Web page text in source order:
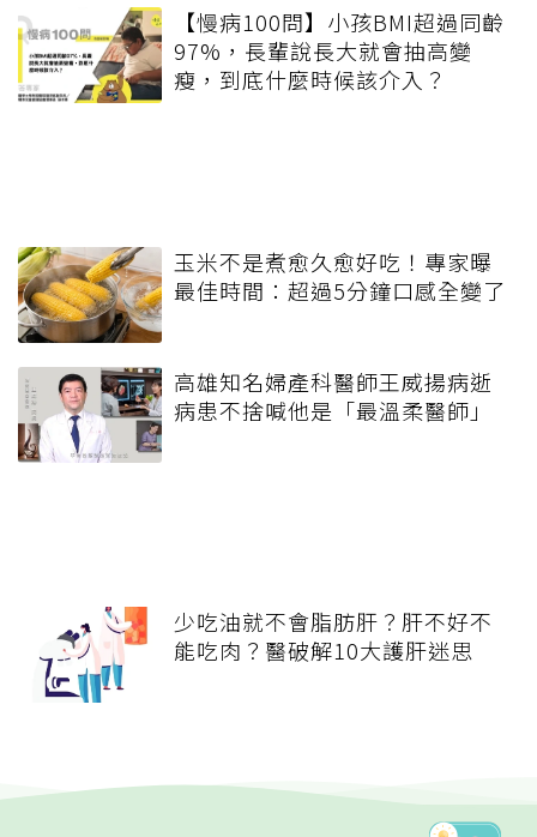
【慢病100問】小孩BMI超過同齡
97%，長輩說長大就會抽高變
瘦，到底什麼時候該介入？
玉米不是煮愈久愈好吃！專家曝
最佳時間：超過5分鐘口感全變了
高雄知名婦產科醫師王威揚病逝
病患不捨喊他是「最溫柔醫師」
少吃油就不會脂肪肝？肝不好不
能吃肉？醫破解10大護肝迷思